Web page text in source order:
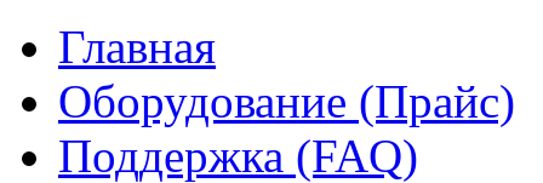
Главная
Оборудование (Прайс)
Поддержка (FAQ)